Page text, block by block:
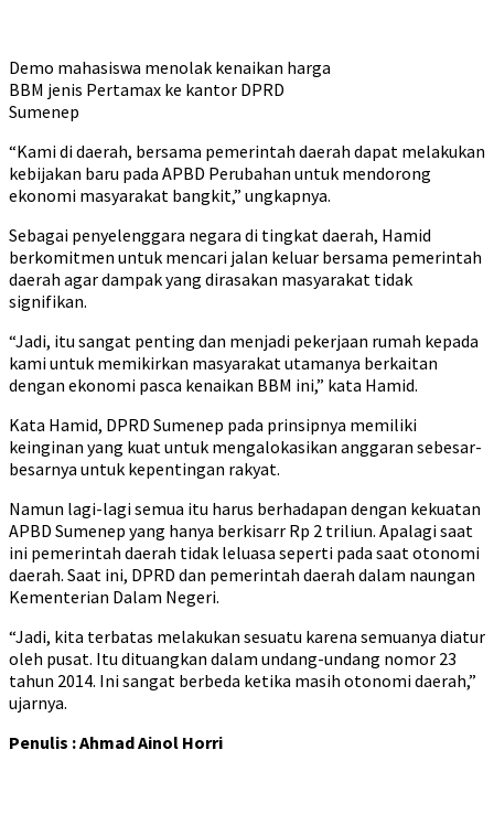
Demo mahasiswa menolak kenaikan harga
BBM jenis Pertamax ke kantor DPRD
Sumenep
“Kami di daerah, bersama pemerintah daerah dapat melakukan
kebijakan baru pada APBD Perubahan untuk mendorong
ekonomi masyarakat bangkit,” ungkapnya.
Sebagai penyelenggara negara di tingkat daerah, Hamid
berkomitmen untuk mencari jalan keluar bersama pemerintah
daerah agar dampak yang dirasakan masyarakat tidak
signifikan.
“Jadi, itu sangat penting dan menjadi pekerjaan rumah kepada
kami untuk memikirkan masyarakat utamanya berkaitan
dengan ekonomi pasca kenaikan BBM ini,” kata Hamid.
Kata Hamid, DPRD Sumenep pada prinsipnya memiliki
keinginan yang kuat untuk mengalokasikan anggaran sebesar-
besarnya untuk kepentingan rakyat.
Namun lagi-lagi semua itu harus berhadapan dengan kekuatan
APBD Sumenep yang hanya berkisarr Rp 2 triliun. Apalagi saat
ini pemerintah daerah tidak leluasa seperti pada saat otonomi
daerah. Saat ini, DPRD dan pemerintah daerah dalam naungan
Kementerian Dalam Negeri.
“Jadi, kita terbatas melakukan sesuatu karena semuanya diatur
oleh pusat. Itu dituangkan dalam undang-undang nomor 23
tahun 2014. Ini sangat berbeda ketika masih otonomi daerah,”
ujarnya.
Penulis : Ahmad Ainol Horri